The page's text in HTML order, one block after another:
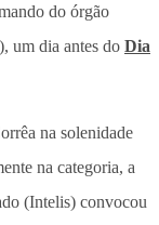
do órgão
um dia antes do Dia
na solenidade
na categoria, a
(Intelis) convocou